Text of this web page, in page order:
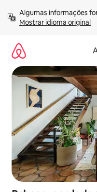
para
Mostrar idioma original